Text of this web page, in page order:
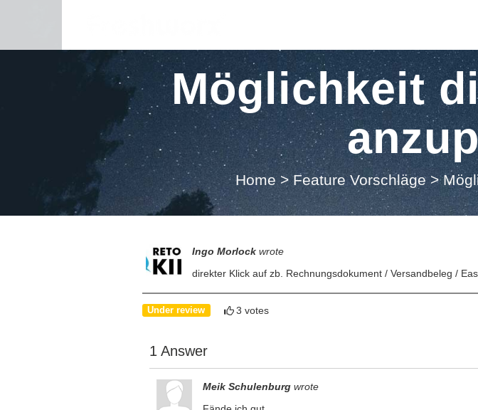
Möglichkeit
Home > Feature Vorschläge >
Ingo Morlockwrote
direkter Klick auf zb. Rechnungsdokument / Versandbeleg /
Under review 3 votes
1 Answer
Meik Schulenburg wrote